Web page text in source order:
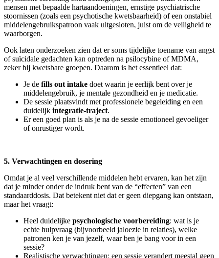
mensen met bepaalde hartaandoeningen, ernstige psychiatrische
stoornissen (zoals een psychotische kwetsbaarheid) of een onstabiel
middelengebruikspatroon vaak uitgesloten, juist om de veiligheid te
waarborgen.
Ook laten onderzoeken zien dat er soms tijdelijke toename van angst
of suïcidale gedachten kan optreden na psilocybine of MDMA,
zeker bij kwetsbare groepen. Daarom is het essentieel dat:
Je de fills out intake doet waarin je eerlijk bent over je
middelengebruik, je mentale gezondheid en je medicatie.
De sessie plaatsvindt met professionele begeleiding en een
duidelijk integratie-traject.
Er een goed plan is als je na de sessie emotioneel gevoeliger
of onrustiger wordt.
5. Verwachtingen en dosering
Omdat je al veel verschillende middelen hebt ervaren, kan het zijn
dat je minder onder de indruk bent van de “effecten” van een
standaarddosis. Dat betekent niet dat er geen diepgang kan ontstaan,
maar het vraagt:
Heel duidelijke psychologische voorbereiding: wat is je
echte hulpvraag (bijvoorbeeld jaloezie in relaties), welke
patronen ken je van jezelf, waar ben je bang voor in een
sessie?
Realistische verwachtingen: een sessie verandert meestal geen